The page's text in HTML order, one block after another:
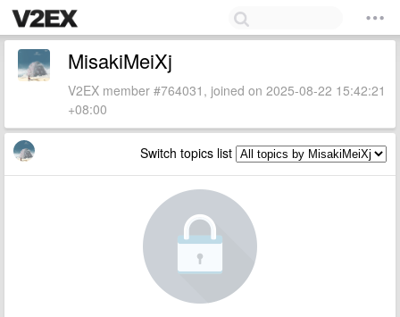
MisakiMeiXj
V2EX member #764031, joined on 2025-08-22 15:42:21
+08:00
Switch topics list